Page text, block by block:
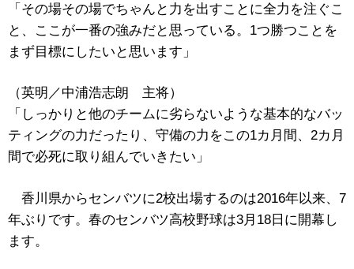
「その場その場でちゃんと力を出すことに全力を注ぐこ
と、ここが一番の強みだと思っている。1つ勝つことを
まず目標にしたいと思います」
（英明／中浦浩志朗 主将）
「しっかりと他のチームに劣らないような基本的なバッ
ティングの力だったり、守備の力をこの1カ月間、2カ月
間で必死に取り組んでいきたい」
香川県からセンバツに2校出場するのは2016年以来、7
年ぶりです。春のセンバツ高校野球は3月18日に開幕し
ます。